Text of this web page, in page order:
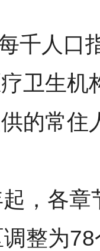
千人口
卫生机
的常住
，各
整为